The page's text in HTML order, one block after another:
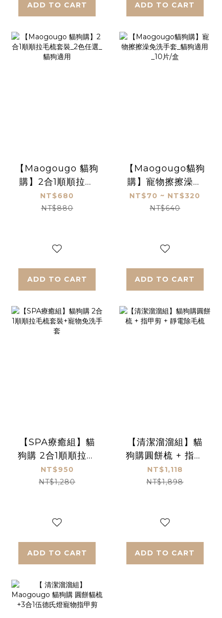
ADD TO CART ADD TO CART
【Maogougo 貓狗
購】2合1順順拉毛
梳套裝_2色任選_貓
狗適用
NT$680
NT$880
ADD TO CART
【Maogougo貓狗
購】寵物擦擦澡免
洗手套_貓狗適用
_10片/盒
NT$70 ~ NT$320
NT$640
ADD TO CART
【SPA療癒組】貓
狗購 2合1順順拉毛
梳套裝+寵物免洗手
套
NT$950
NT$1,280
ADD TO CART
【清潔溜溜組】貓
狗購圓餅梳 + 指甲
剪 + 靜電除毛梳
NT$1,118
NT$1,898
ADD TO CART